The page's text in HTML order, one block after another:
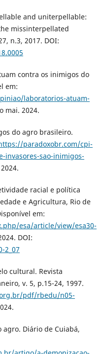
and uniterpellable:
missinterpellated
n.3, 2017. DOI:
contra os inimigos do
em:
laboratorios-atuam-
mai. 2024.
do agro brasileiro.
paradoxobr.com/cpi-
invasores-sao-inimigos-
racial e política
e Agricultura, Rio de
em:
esa/article/view/esa30-
DOI:
2_07
cultural. Revista
v. 5, p.15-24, 1997.
pdf/rbedu/n05-
agro. Diário de Cuiabá,